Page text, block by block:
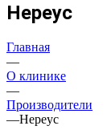
Нереус
Главная
—
О клинике
—
Производители
—Нереус